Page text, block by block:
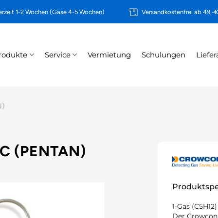
1-2 Wochen (Gase 4-5 Wochen) Versandkostenfrei ab 49,-€
Service Vermietung Schulungen
(PENTAN)
1-Gas (C5H12)
Der